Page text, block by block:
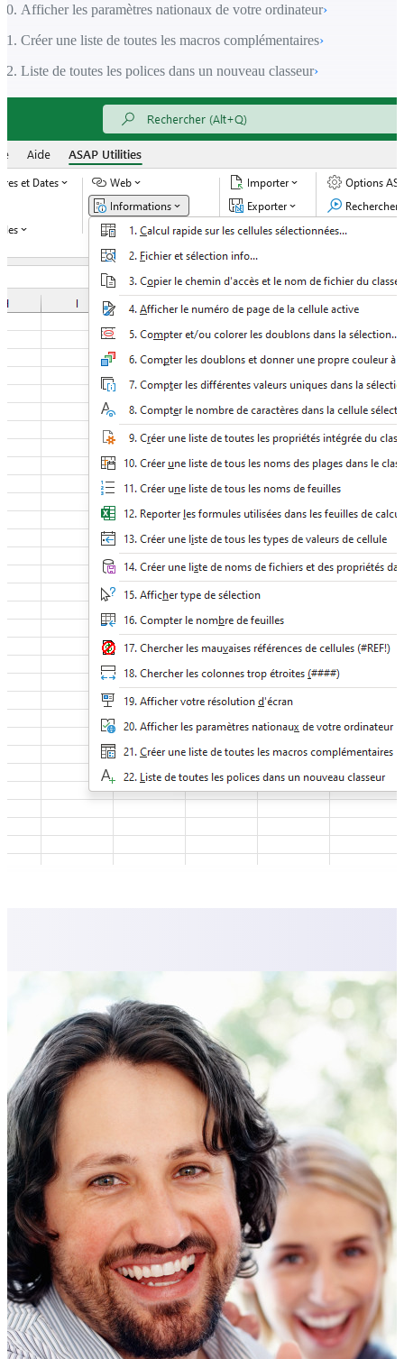
Afficher les paramètres nationaux de votre ordinateur›
Créer une liste de toutes les macros complémentaires›
Liste de toutes les polices dans un nouveau classeur›